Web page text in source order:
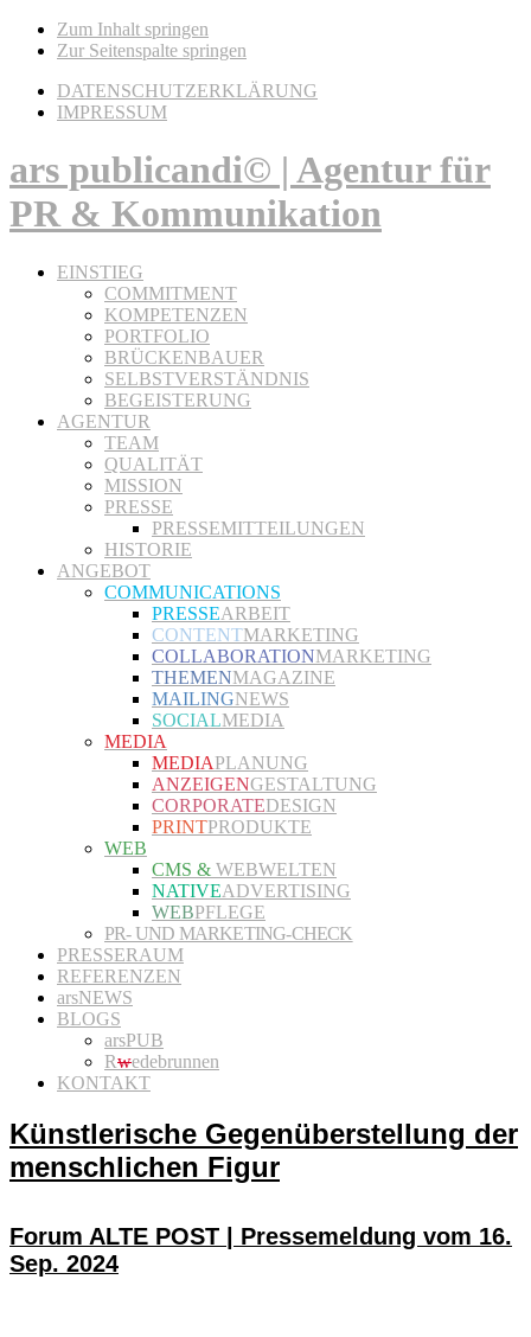
Zum Inhalt springen
Zur Seitenspalte springen
DATENSCHUTZERKLÄRUNG
IMPRESSUM
ars publicandi© | Agentur für
PR & Kommunikation
EINSTIEG
COMMITMENT
KOMPETENZEN
PORTFOLIO
BRÜCKENBAUER
SELBSTVERSTÄNDNIS
BEGEISTERUNG
AGENTUR
TEAM
QUALITÄT
MISSION
PRESSE
PRESSEMITTEILUNGEN
HISTORIE
ANGEBOT
COMMUNICATIONS
PRESSEARBEIT
CONTENTMARKETING
COLLABORATIONMARKETING
THEMENMAGAZINE
MAILINGNEWS
SOCIALMEDIA
MEDIA
MEDIAPLANUNG
ANZEIGENGESTALTUNG
CORPORATEDESIGN
PRINTPRODUKTE
WEB
CMS & WEBWELTEN
NATIVEADVERTISING
WEBPFLEGE
PR- UND MARKETING-CHECK
PRESSERAUM
REFERENZEN
arsNEWS
BLOGS
arsPUB
Rwedebrunnen
KONTAKT
Künstlerische Gegenüberstellung der
menschlichen Figur
Forum ALTE POST | Pressemeldung vom 16.
Sep. 2024